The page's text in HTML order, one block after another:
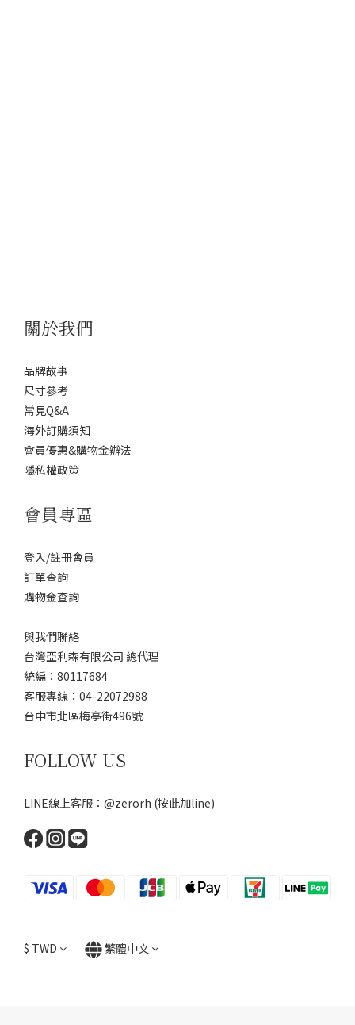
關於我們
品牌故事
尺寸參考
常見Q&A
海外訂購須知
會員優惠&購物金辦法
隱私權政策
會員專區
登入/註冊會員
訂單查詢
購物金查詢
與我們聯絡
台灣亞利森有限公司 總代理
統編：80117684
客服專線：04-22072988
台中市北區梅亭街496號
FOLLOW US
LINE線上客服：@zerorh (按此加line)
$ TWD 繁體中文